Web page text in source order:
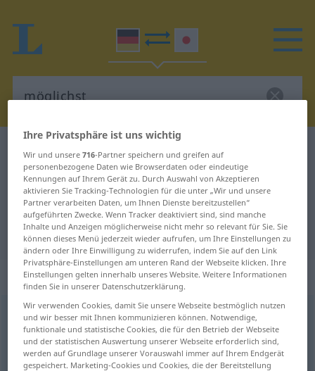
Deutsch-Japanisch Wörterbuch möglichst
Deutsch-Japanisch Übersetzung
für "möglichst"
"möglichst" Japanisch Übersetzung
„möglichst“
möglichst
Übersicht aller Übersetzungen
(Für mehr Details die Übersetzung anklicken/antippen)
Ihre Privatsphäre ist uns wichtig
Wir und unsere716-Partner speichern und greifen auf
personenbezogene Daten wie Browserdaten oder eindeutige
Kennungen auf Ihrem Gerät zu. Durch Auswahl von Akzeptieren
aktivieren Sie Tracking-Technologien für die unter „Wir und unsere
Partner verarbeiten Daten, um Ihnen Dienste bereitzustellen“
aufgeführten Zwecke. Wenn Tracker deaktiviert sind, sind manche
Inhalte und Anzeigen möglicherweise nicht mehr so relevant für Sie. Sie
können dieses Menü jederzeit wieder aufrufen, um Ihre Einstellungen zu
ändern oder Ihre Einwilligung zu widerrufen, indem Sie auf den Link
Privatsphäre-Einstellungen am unteren Rand der Webseite klicken. Ihre
Einstellungen gelten innerhalb unseres Website. Weitere Informationen
finden Sie in unserer Datenschutzerklärung.
Wir verwenden Cookies, damit Sie unsere Webseite bestmöglich nutzen
und wir besser mit Ihnen kommunizieren können. Notwendige,
funktionale und statistische Cookies, die für den Betrieb der Webseite
und der statistischen Auswertung unserer Webseite erforderlich sind,
werden auf Grundlage unserer Vorauswahl immer auf Ihrem Endgerät
gespeichert. Marketing-Cookies und Cookies, die der Bereitstellung